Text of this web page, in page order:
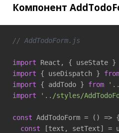
Компонент
// AddTodoForm.js
import React, { useState }
import { useDispatch }
import { addTodo } from
import
'../styles/
const AddTodoForm = () => {
const [text, setText] =